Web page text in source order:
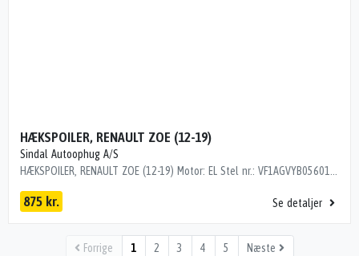
HÆKSPOILER, RENAULT ZOE (12-19)
Sindal Autoophug A/S
875 kr. Se detaljer
Forrige 1 2 3 4 5 Næste